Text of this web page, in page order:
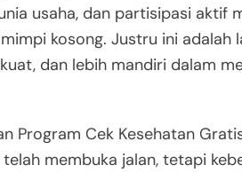
usaha, dan partisipasi aktif
kosong. Justru ini adalah
dan lebih mandiri dalam
Program Cek Kesehatan
membuka jalan, tetapi